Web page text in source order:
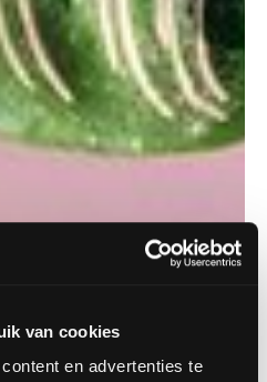
van cookies
en advertenties te